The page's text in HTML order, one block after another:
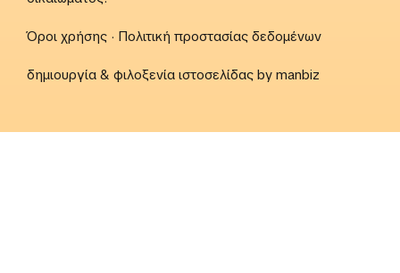
Όροι χρήσης · Πολιτική προστασίας δεδομένων
δημιουργία & φιλοξενία ιστοσελίδας by manbiz